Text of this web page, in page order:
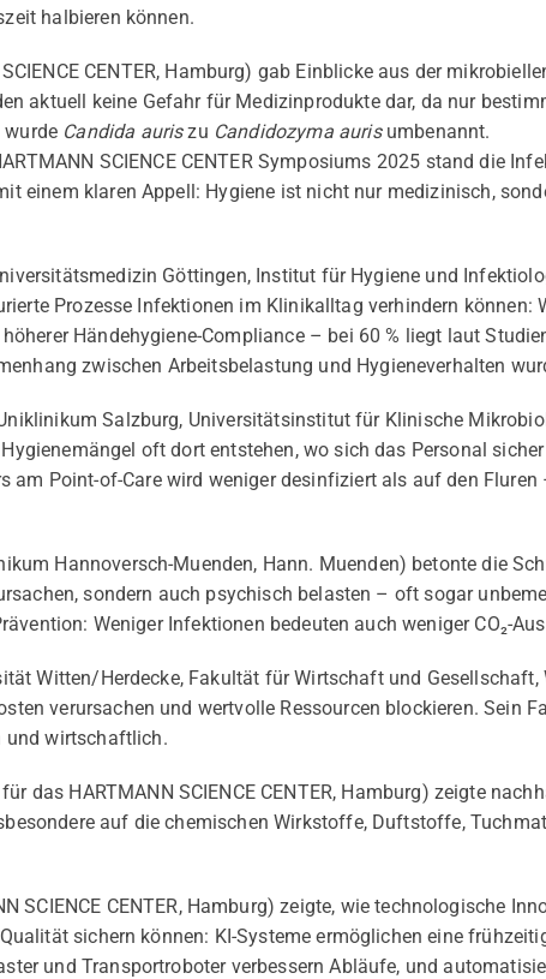
halbieren können.
CENTER, Hamburg) gab Einblicke aus der
aktuell keine Gefahr für Medizinprodukte dar, da nur
Candida auriszu Candidozyma aurisumbenannt.
SCIENCE CENTER Symposiums 2025 stand die
einem klaren Appell: Hygiene ist nicht nur medizinisch,
Göttingen, Institut für Hygiene und
Prozesse Infektionen im Klinikalltag verhindern können:
Händehygiene-Compliance – bei 60 % liegt laut
zwischen Arbeitsbelastung und Hygieneverhalten
Salzburg, Universitätsinstitut für Klinische
oft dort entstehen, wo sich das Personal
am Point-of-Care wird weniger desinfiziert als auf den Fluren
Hannoversch-Muenden, Hann. Muenden) betonte die
sondern auch psychisch belasten – oft sogar
Weniger Infektionen bedeuten auch weniger CO₂-
Witten/Herdecke, Fakultät für Wirtschaft und Gesellschaft,
verursachen und wertvolle Ressourcen blockieren. Sein
und wirtschaftlich.
das HARTMANN SCIENCE CENTER, Hamburg) zeigte
auf die chemischen Wirkstoffe, Duftstoffe,
SCIENCE CENTER, Hamburg) zeigte, wie technologische
sichern können: KI-Systeme ermöglichen eine
und Transportroboter verbessern Abläufe, und